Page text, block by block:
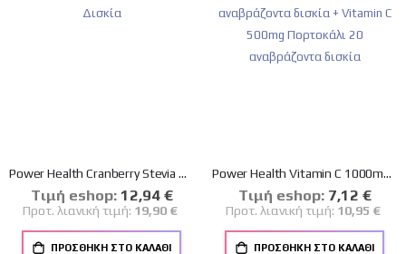
Power Health Cranberry Stevia με Βιταμίνη C 20 Αναβράζοντα Δισκία
Tιμή eshop: Ειδική
Τιμή
12,94 €
Προτ. λιανική τιμή: 19,90 €
ΠΡΟΣΘΉΚΗ ΣΤΟ ΚΑΛΆΘΙ
Power Health Vitamin C 1000mg με Στέβια 20 αναβράζοντα δισκία + Vitamin C 500mg Πορτοκάλι 20 αναβράζοντα δισκία
Tιμή eshop: Ειδική
Τιμή
7,12 €
Προτ. λιανική τιμή: 10,95 €
ΠΡΟΣΘΉΚΗ ΣΤΟ ΚΑΛΆΘΙ